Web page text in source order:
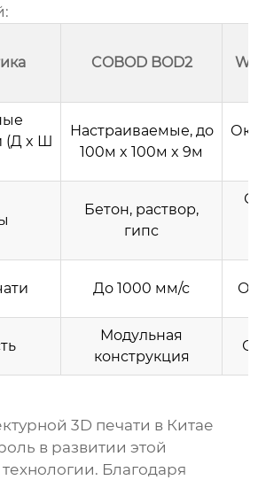
COBOD BOD2
(Д x Ш
Настраиваемые, до
100м x 100м x 9м
Бетон, раствор,
гипс
До 1000 мм/с
Модульная
конструкция
3D печати в Китае
в развитии этой
Благодаря